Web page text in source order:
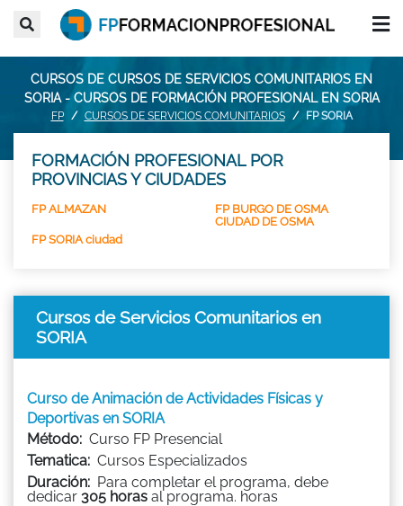
CURSOS DE CURSOS DE SERVICIOS COMUNITARIOS EN
SORIA - CURSOS DE FORMACIÓN PROFESIONAL EN SORIA
FP CURSOS DE SERVICIOS COMUNITARIOS FP SORIA
FORMACIÓN PROFESIONAL POR
PROVINCIAS Y CIUDADES
FP ALMAZAN
FP BURGO DE OSMA
CIUDAD DE OSMA
FP SORIA ciudad
Cursos de Servicios Comunitarios en
SORIA
Curso de Animación de Actividades Físicas y
Deportivas en SORIA
Método: Curso FP Presencial
Tematica: Cursos Especializados
Duración: Para completar el programa, debe
dedicar 305 horas al programa. horas